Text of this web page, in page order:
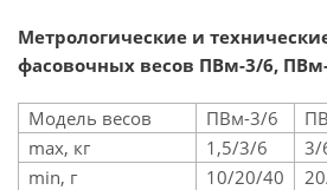
Метрологические и
фасовочных весов ПВм-3/6,
Модель весов ПВм-3/6
max, кг
1,5/3/6 3/
min, г
10/20/40